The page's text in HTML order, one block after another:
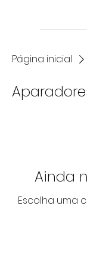
Página inicial
Ainda
Escolha uma